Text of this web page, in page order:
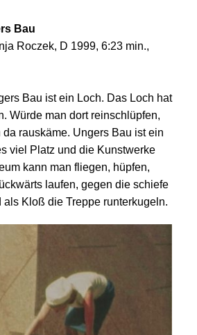
Bau
Roczek, D 1999, 6:23 min.,
Bau ist ein Loch. Das Loch hat
Würde man dort reinschlüpfen,
rauskäme. Ungers Bau ist ein
viel Platz und die Kunstwerke
kann man fliegen, hüpfen,
laufen, gegen die schiefe
als Kloß die Treppe runterkugeln.